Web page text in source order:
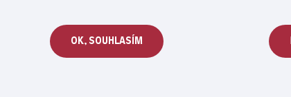
OK, SOUHLASÍM